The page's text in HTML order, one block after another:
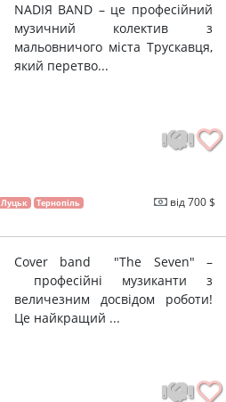
NADIЯ BAND – це професійний
музичний колектив з
мальовничого міста Трускавця,
який перетво...
Луцьк Тернопіль від 700 $
Cover band "The Seven" –
професійні музиканти з
величезним досвідом роботи!
Це найкращий ...